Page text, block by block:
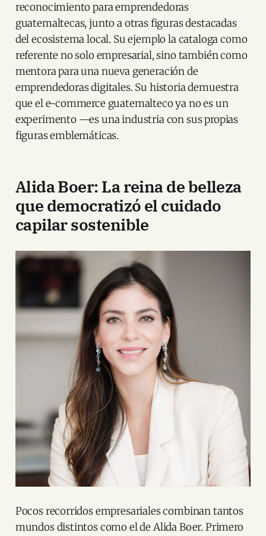
reconocimiento para emprendedoras
guatemaltecas, junto a otras figuras destacadas
del ecosistema local. Su ejemplo la cataloga como
referente no solo empresarial, sino también como
mentora para una nueva generación de
emprendedoras digitales. Su historia demuestra
que el e-commerce guatemalteco ya no es un
experimento —es una industria con sus propias
figuras emblemáticas.
Alida Boer: La reina de belleza
que democratizó el cuidado
capilar sostenible
Pocos recorridos empresariales combinan tantos
mundos distintos como el de Alida Boer. Primero